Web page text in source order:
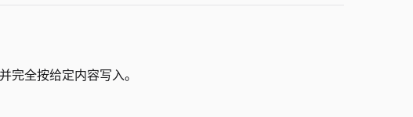
完全按给定内容写入。